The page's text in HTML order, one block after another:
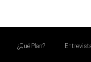
¿Qué Plan?